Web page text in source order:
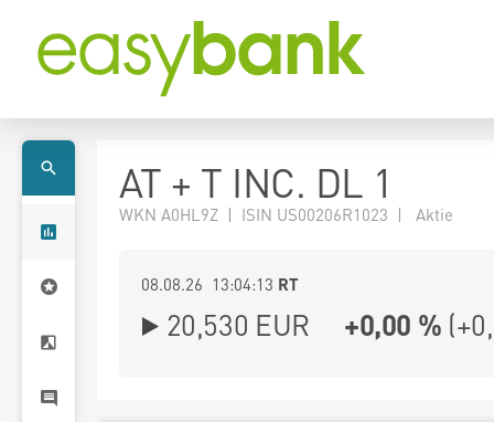
AT + T INC. DL 1
WKN A0HL9Z | ISIN US00206R1023 | Aktie
08.08.26 13:04:13 RT
20,530 EUR +0,00 % (